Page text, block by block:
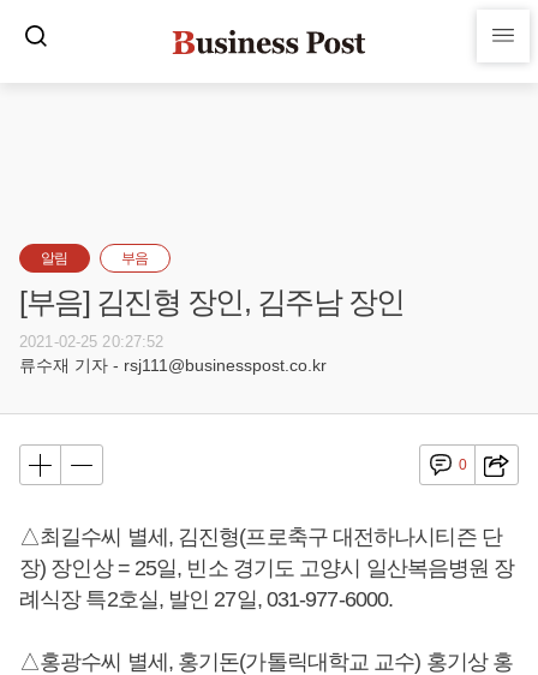
알림 부음
[부음] 김진형 장인, 김주남 장인
2021-02-25 20:27:52
류수재 기자 - rsj111@businesspost.co.kr
0
△최길수씨 별세, 김진형(프로축구 대전하나시티즌 단
장) 장인상 = 25일, 빈소 경기도 고양시 일산복음병원 장
례식장 특2호실, 발인 27일, 031-977-6000.
△홍광수씨 별세, 홍기돈(가톨릭대학교 교수) 홍기상 홍